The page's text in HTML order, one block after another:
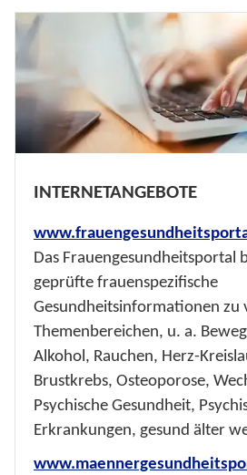
INTERNETANGEBOTE
Das Frauengesundheitsportal
geprüfte frauenspezifische
Gesundheitsinformationen zu
Themenbereichen, u. a.
Alkohol, Rauchen, Herz-
Brustkrebs, Osteoporose,
Psychische Gesundheit,
Erkrankungen, gesund älter